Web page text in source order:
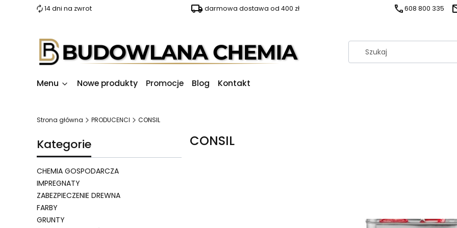
14 dni na zwrot darmowa dostawa od 400 zł 608 800 335
Menu Nowe produkty Promocje Blog Kontakt
Strona główna PRODUCENCI CONSIL
Kategorie
CHEMIA GOSPODARCZA
IMPREGNATY
ZABEZPIECZENIE DREWNA
FARBY
GRUNTY
CONSIL